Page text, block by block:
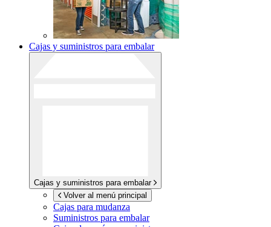
Cajas y suministros para embalar
Cajas y suministros para embalar
Volver al menú principal
Cajas para mudanza
Suministros para embalar